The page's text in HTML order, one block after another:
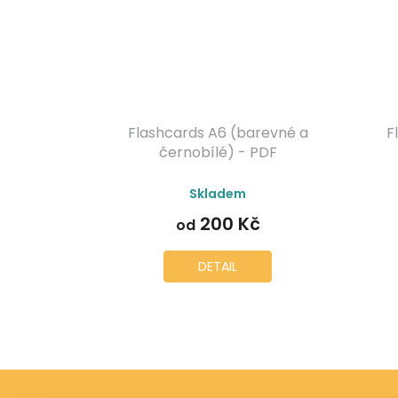
Flashcards A6 (barevné a
černobílé) - PDF
hodnocení
produktu
je
5,0
z
5
Skladem
od200 Kč
DETAIL